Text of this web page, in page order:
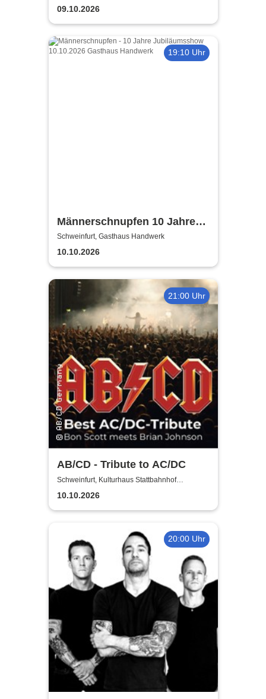
Purple Classics
Schweinfurt
09.10.2026
19:10 Uhr
Männerschnupfen 10 Jahre
Jubiläumsshow
Schweinfurt, Gasthaus Handwerk
10.10.2026
21:00 Uhr
AB/CD - Tribute to AC/DC
Schweinfurt, Kulturhaus Stattbahnhof
Schweinfurt
10.10.2026
20:00 Uhr